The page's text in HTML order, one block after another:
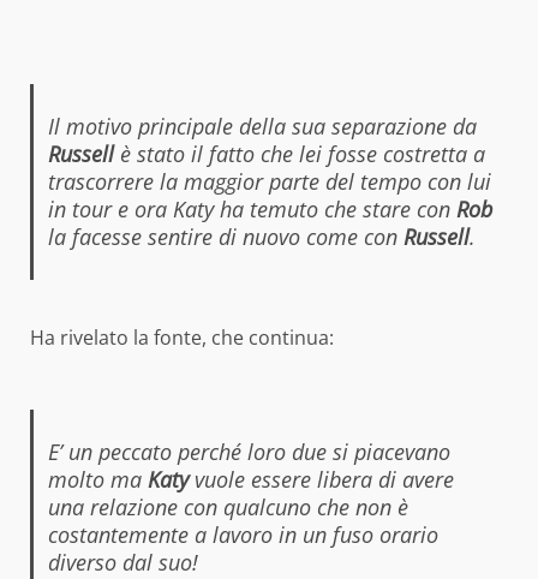
Il motivo principale della sua separazione da
Russellè stato il fatto che lei fosse costretta a
trascorrere la maggior parte del tempo con lui
in tour e ora Katy ha temuto che stare con Rob
la facesse sentire di nuovo come con Russell.
Ha rivelato la fonte, che continua:
E’ un peccato perché loro due si piacevano
molto ma Katyvuole essere libera di avere
una relazione con qualcuno che non è
costantemente a lavoro in un fuso orario
diverso dal suo!